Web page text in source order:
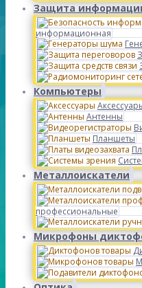
Защита
информационная
Компьютеры
Антенны
Планшеты
Металлоискатели
профессиональные
Микрофоны